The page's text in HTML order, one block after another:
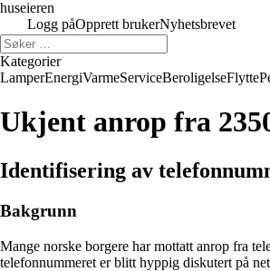
huseieren
Logg påOpprett brukerNyhetsbrevet
Kategorier
LamperEnergiVarmeServiceBeroligelseFlytte
Ukjent anrop fra
Identifisering av
Bakgrunn
Mange norske borgere har mottatt anrop fra
telefonnummeret er blitt hyppig diskutert på